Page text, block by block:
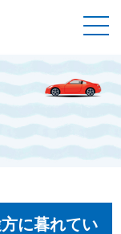
ジン故障で途方に暮れ
ビス
に暮れてい